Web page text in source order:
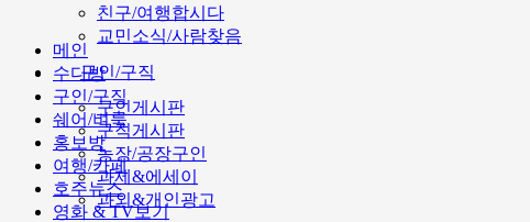
친구/여행합시다
교민소식/사람찾음
구인/구직
구인게시판
구직게시판
농장/공장구인
과제&에세이
과외&개인광고
메인
수다방
구인/구직
쉐어/벼룩
홍보방
여행/카페
호주뉴스
영화 & TV보기